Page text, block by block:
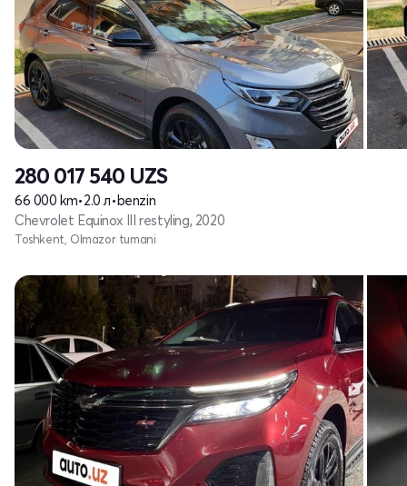
280 017 540 UZS
66 000 km•2.0 л•benzin
Chevrolet Equinox III restyling, 2020
Toshkent, Olmazor tumani